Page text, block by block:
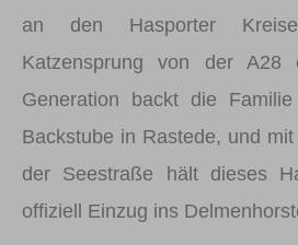
an den Hasporter
Katzensprung von der A28
Generation backt die
Backstube in Rastede, und
der Seestraße hält dieses
offiziell Einzug ins